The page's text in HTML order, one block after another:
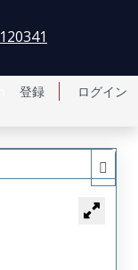
登録 ログイン
120341